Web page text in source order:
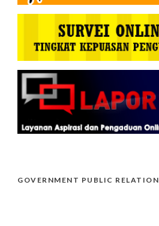
GOVERNMENT PUBLIC RELATION